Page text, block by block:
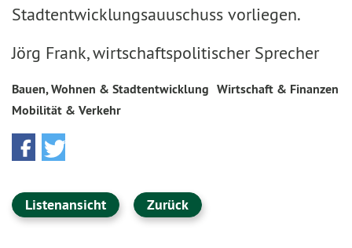
Stadtentwicklungsauuschuss vorliegen.
Jörg Frank, wirtschaftspolitischer Sprecher
Bauen, Wohnen & Stadtentwicklung Wirtschaft & Finanzen
Mobilität & Verkehr
Listenansicht Zurück